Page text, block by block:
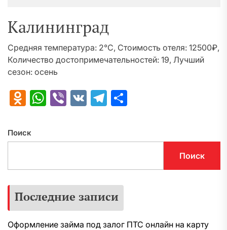
Калининград
Средняя температура: 2°C, Стоимость отеля: 12500₽,
Количество достопримечательностей: 19, Лучший
сезон: осень
Odnoklassniki
WhatsApp
Viber
VK Telegram
Поиск
Поиск
Последние записи
Оформление займа под залог ПТС онлайн на карту